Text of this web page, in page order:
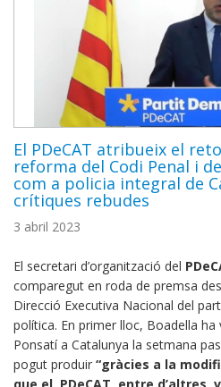
El PDeCAT atribueix el
reforma del Codi Penal i
com a policia integral de
crítiques rebudes
3 abril 2023
El secretari d’organització del
comparegut en roda de premsa
Direcció Executiva Nacional del
política. En primer lloc, Boadella
Ponsatí a Catalunya la setmana
pogut produir “gràcies a la